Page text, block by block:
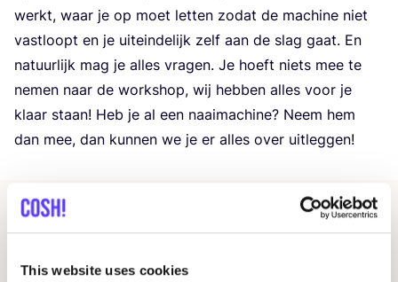
This website uses cookies
werkt, waar je op moet let­ten zodat de machi­ne niet
vast­loopt en je uit­ein­de­lijk zelf aan de slag gaat. En
natuur­lijk mag je alles vra­gen. Je hoeft niets mee te
nemen naar de work­shop, wij heb­ben alles voor je
klaar staan! Heb je al een naai­ma­chi­ne? Neem hem
dan mee, dan kun­nen we je er alles over uitleggen!
Andere evenementen